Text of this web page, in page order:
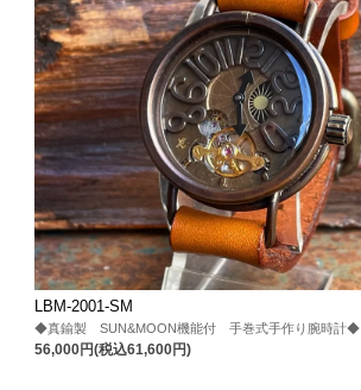
LBM-2001-SM
◆真鍮製 SUN&MOON機能付 手巻式手作り腕時計◆
56,000円(税込61,600円)